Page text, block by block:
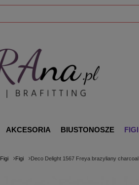
AKCESORIA BIUSTONOSZE FIGI
Figi Figi Deco Delight 1567 Freya brazyliany charcoal